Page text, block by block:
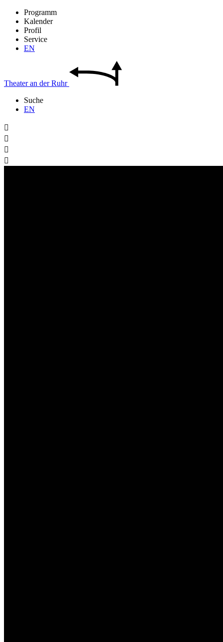
Programm
Kalender
Profil
Service
EN
Theateran derRuhr
Suche
EN



